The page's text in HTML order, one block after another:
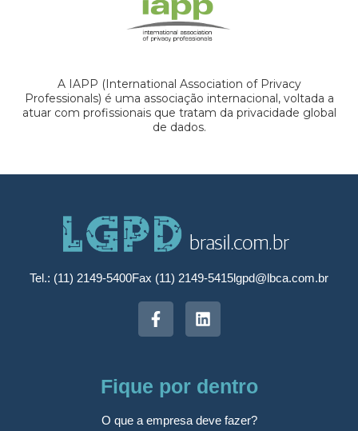
A IAPP (International Association of Privacy
Professionals) é uma associação internacional, voltada a
atuar com profissionais que tratam da privacidade global
de dados.
Tel.: (11) 2149-5400Fax (11) 2149-5415lgpd@lbca.com.br
Fique por dentro
O que a empresa deve fazer?